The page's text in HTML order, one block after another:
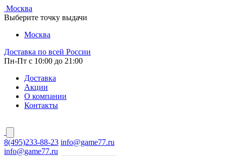
Москва
Выберите точку выдачи
Москва
Доставка по всей России
Пн-Пт с 10:00 до 21:00
Доставка
Акции
О компании
Контакты
8(495)233-88-23 info@game77.ru
info@game77.ru